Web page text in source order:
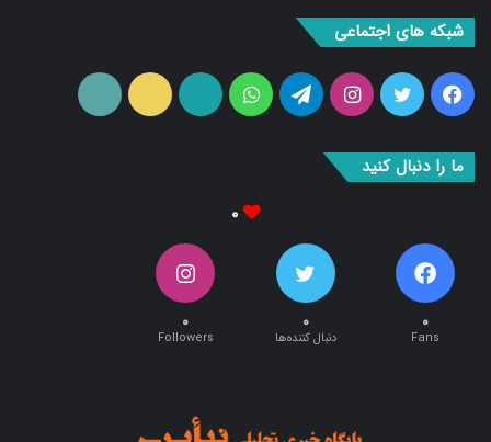
فیس
بوک
توییتراینستاگرامتلگرامواتس
آپ
آپارات ایتا